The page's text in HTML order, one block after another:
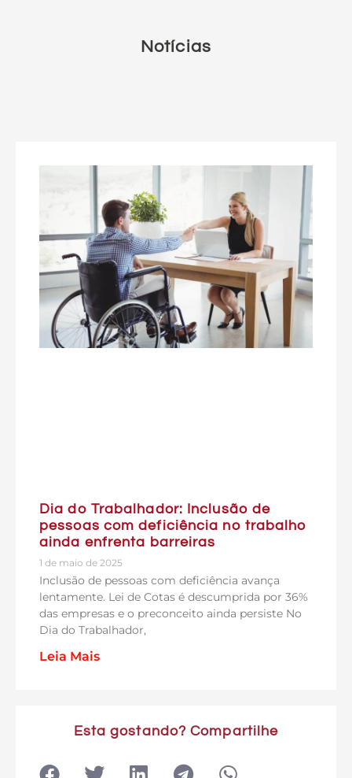
Notícias
Dia do Trabalhador: Inclusão de
pessoas com deficiência no trabalho
ainda enfrenta barreiras
1 de maio de 2025
Inclusão de pessoas com deficiência avança
lentamente. Lei de Cotas é descumprida por 36%
das empresas e o preconceito ainda persiste No
Dia do Trabalhador,
Leia Mais
Esta gostando? Compartilhe